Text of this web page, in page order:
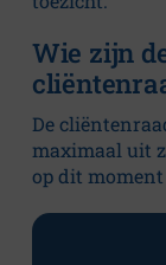
Klachten en
complimenten
Kwaliteit
Wie zijn
De
maximaal uit
op dit